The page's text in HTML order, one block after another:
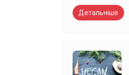
Детальніше